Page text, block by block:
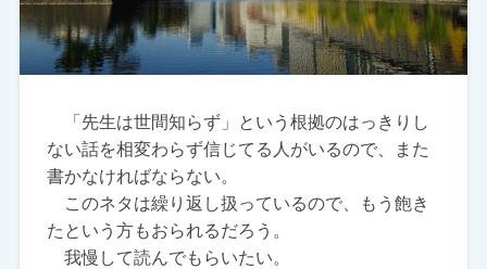
「先生は世間知らず」という根拠のはっきりし
ない話を相変わらず信じてる人がいるので、また
書かなければならない。
このネタは繰り返し扱っているので、もう飽き
たという方もおられるだろう。
我慢して読んでもらいたい。